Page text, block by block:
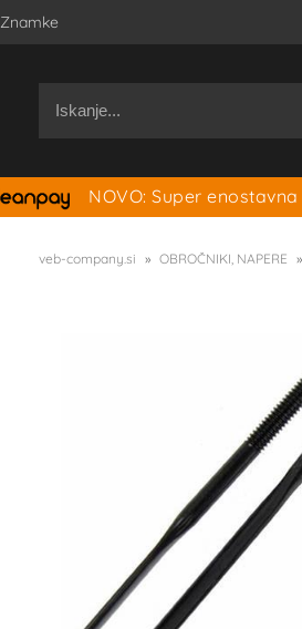
Znamke
NOVO: Super
veb-company.si OBROČNIKI, NAPERE